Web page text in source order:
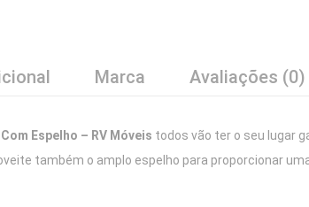
Marca Avaliações (0)
Espelho – RV Móveis todos vão ter o seu lugar
também o amplo espelho para proporcionar